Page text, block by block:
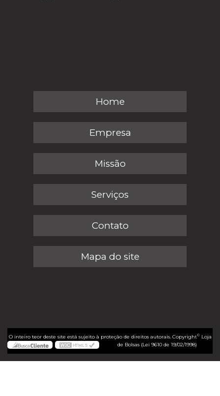
Home
Empresa
Missão
Serviços
Contato
Mapa do site
O inteiro teor deste site está sujeito à proteção de direitos autorais. Copyright©Loja
de Bolsas (Lei 9610 de 19/02/1998)